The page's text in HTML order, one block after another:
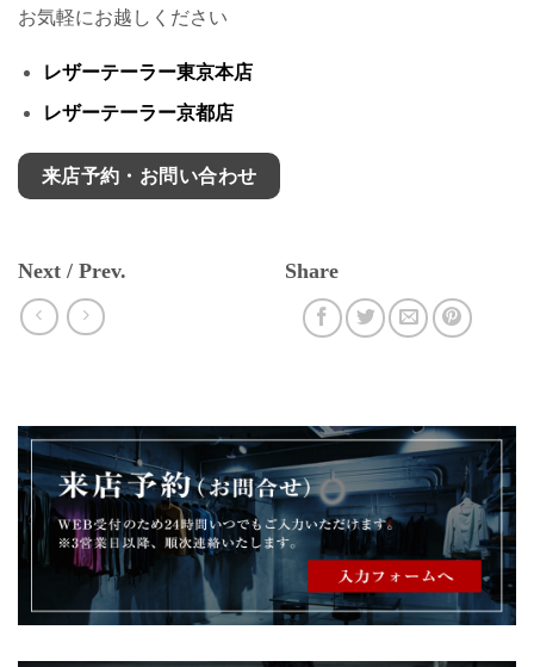
お気軽にお越しください
レザーテーラー東京本店
レザーテーラー京都店
来店予約・お問い合わせ
Next / Prev. Share